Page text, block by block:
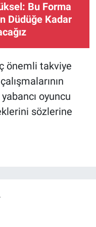
Bu Forma
Düdüğe Kadar
önemli takviye
oyuncu
sözlerine